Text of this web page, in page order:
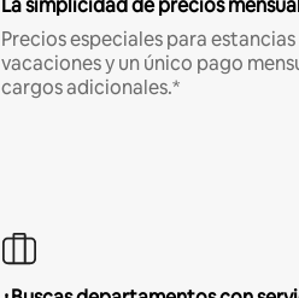
La simplicidad de precios
Precios especiales para
vacaciones y un único pago
cargos adicionales.*